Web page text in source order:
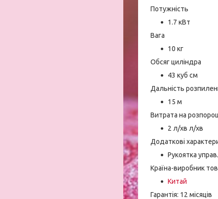
Потужність
1.7 кВт
Вага
10 кг
Обсяг циліндра
43 куб см
Дальність
15 м
Витрата на
2 л/хв л/хв
Додаткові
Рукоятка
Країна-виробник
Китай
Гарантія: 12 місяців